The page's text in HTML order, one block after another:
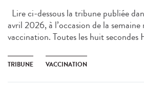
Lire ci-dessous la tribune publiée
avril 2026, à l’occasion de la
vaccination. Toutes les huit secondes
TRIBUNE VACCINATION